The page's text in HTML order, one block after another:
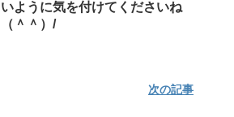
いように気を付けてくださいね
（＾＾）/
次の記事